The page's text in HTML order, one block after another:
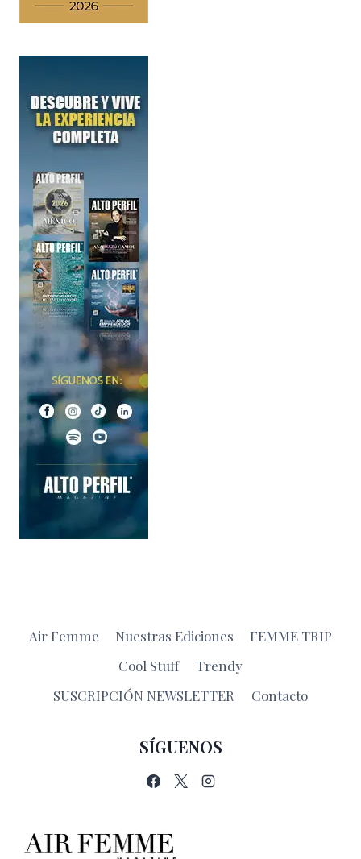
Air Femme Nuestras Ediciones
FEMME TRIP
Cool Stuff
Trendy
SUSCRIPCIÓN NEWSLETTER
Contacto
SÍGUENOS